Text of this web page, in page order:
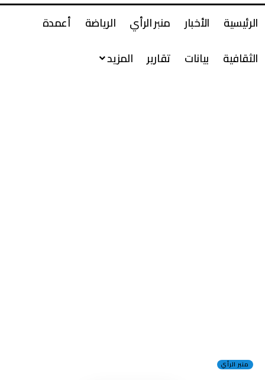
الرئيسية الأخبار منبر الرأي الرياضة
أعمدة
الثقافية
بيانات تقارير المزيد
منبر الرأي